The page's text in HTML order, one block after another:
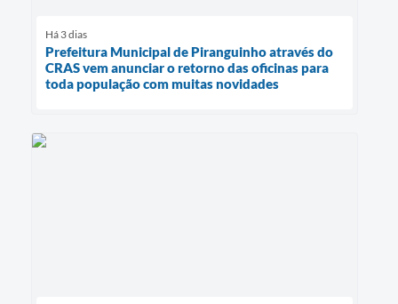
Há 3 dias
Prefeitura Municipal de Piranguinho através do
CRAS vem anunciar o retorno das oficinas para
toda população com muitas novidades